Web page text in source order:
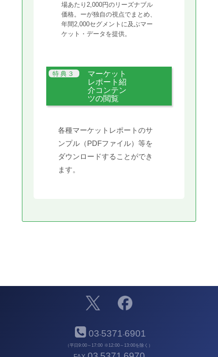
場あたり2,000円のリーズナブル
価格。ーが独自の視点でまとめ、
年間2,000セグメントに及ぶマー
ケット・データを提供。
マーケット
レポート紹
介コンテン
ツの閲覧
各種マーケットレポートのサ
ンプル（PDFファイル）等を
ダウンロードすることができ
ます。
03-5371-6901
（平日9:00～17:00 ※12:00～13:00を除く）